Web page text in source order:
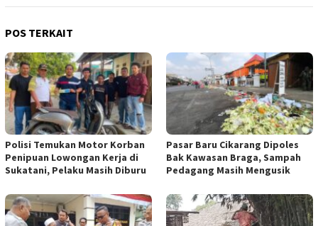
POS TERKAIT
Polisi Temukan Motor Korban
Penipuan Lowongan Kerja di
Sukatani, Pelaku Masih Diburu
Pasar Baru Cikarang Dipoles
Bak Kawasan Braga, Sampah
Pedagang Masih Mengusik